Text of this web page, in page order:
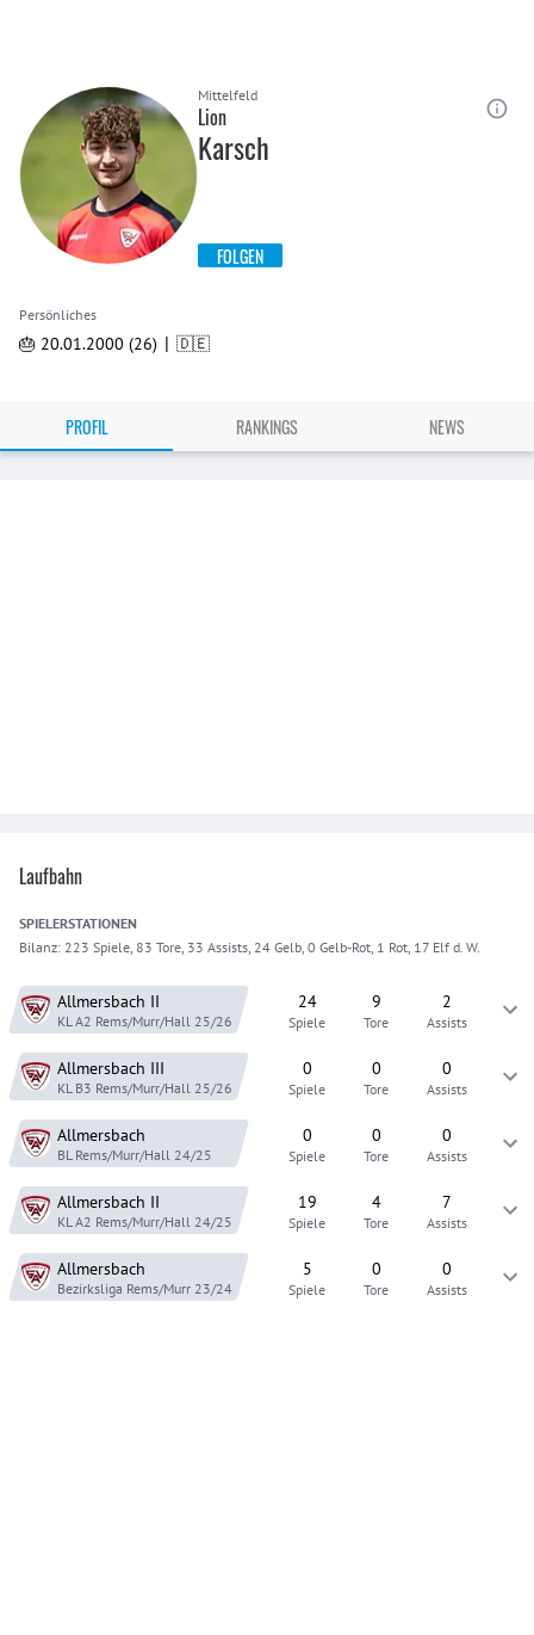
Mittelfeld
Lion
Karsch
FOLGEN
Persönliches
🎂 20.01.2000 (26) | 🇩🇪
PROFIL RANKINGS NEWS
Laufbahn
SPIELERSTATIONEN
Bilanz: 223 Spiele, 83 Tore, 33 Assists, 24 Gelb, 0 Gelb-Rot, 1 Rot, 17 Elf d. W.
Allmersbach II
KL A2 Rems/Murr/Hall 25/26
24
Spiele
9
Tore
2
Assists
Allmersbach III
KL B3 Rems/Murr/Hall 25/26
0
Spiele
0
Tore
0
Assists
Allmersbach
BL Rems/Murr/Hall 24/25
0
Spiele
0
Tore
0
Assists
Allmersbach II
KL A2 Rems/Murr/Hall 24/25
19
Spiele
4
Tore
7
Assists
Allmersbach
Bezirksliga Rems/Murr 23/24
5
Spiele
0
Tore
0
Assists